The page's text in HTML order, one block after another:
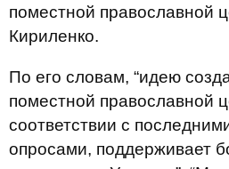
поместной православной
Кириленко.
По его словам, “идею
поместной православной
соответствии с
опросами, поддерживает